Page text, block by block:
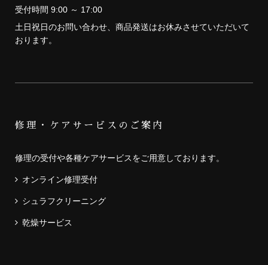
受付時間 9:00 ～ 17:00
土日祝日のお問い合わせ、商品発送はお休みさせていただいて
おります。
修理・ケアサービスのご案内
修理の受付や各種ケアサービスをご用意しております。
オンライン修理受付
シュラフクリーニング
乾燥サービス